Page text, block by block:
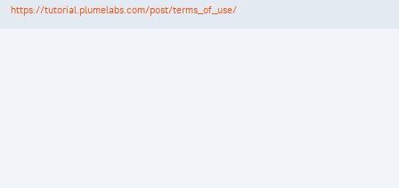
https://tutorial.plumelabs.com/post/terms_of_use/